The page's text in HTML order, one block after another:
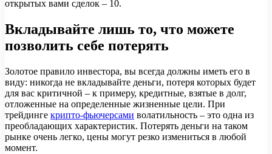
открытых вами сделок – 10.
Вкладывайте лишь то, что можете
позволить себе потерять
Золотое правило инвестора, вы всегда должны иметь его в
виду: никогда не вкладывайте деньги, потеря которых будет
для вас критичной – к примеру, кредитные, взятые в долг,
отложенные на определенные жизненные цели. При
трейдинге крипто-фьючерсами волатильность – это одна из
преобладающих характеристик. Потерять деньги на таком
рынке очень легко, цены могут резко измениться в любой
момент.